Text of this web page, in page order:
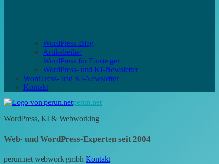
WordPress-Blog
Artikelreihe:
WordPress für Einsteiger
WordPress- und KI-Newsletter
WordPress- und KI-Newsletter
Kontakt
perun.net
WordPress, KI & Webworking
Web- und WordPress-Experten seit 2004
perun.net webwork gmbh Kontakt